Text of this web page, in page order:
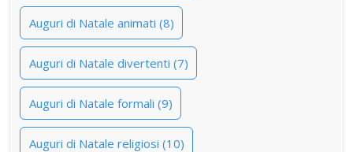
Auguri di Natale animati (8)
Auguri di Natale divertenti (7)
Auguri di Natale formali (9)
Auguri di Natale religiosi (10)